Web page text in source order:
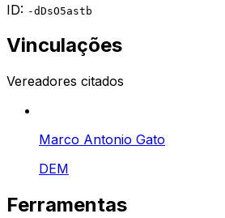
ID: -dDsO5astb
Vinculações
Vereadores citados
Marco Antonio Gato
DEM
Ferramentas